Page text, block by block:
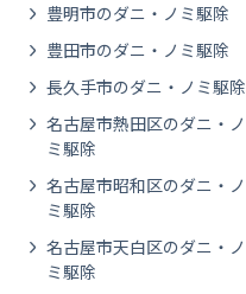
豊明市のダニ・ノミ駆除
豊田市のダニ・ノミ駆除
長久手市のダニ・ノミ駆除
名古屋市熱田区のダニ・ノ
ミ駆除
名古屋市昭和区のダニ・ノ
ミ駆除
名古屋市天白区のダニ・ノ
ミ駆除